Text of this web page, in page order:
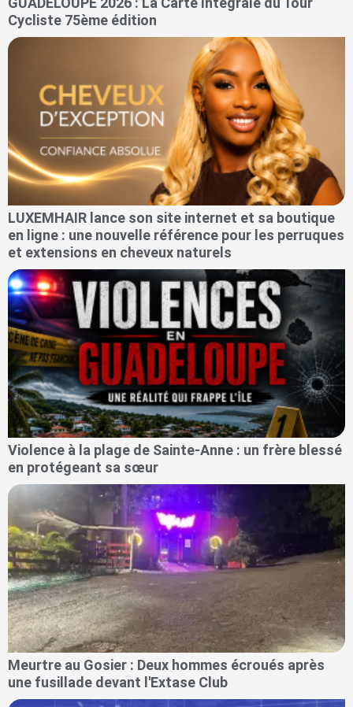
Cycliste 75ème édition
LUXEMHAIR lance son site internet et sa boutique
en ligne : une nouvelle référence pour les perruques
et extensions en cheveux naturels
Violence à la plage de Sainte-Anne : un frère blessé
en protégeant sa sœur
Meurtre au Gosier : Deux hommes écroués après
une fusillade devant l'Extase Club